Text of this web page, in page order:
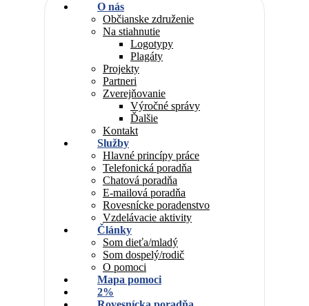
O nás
Občianske združenie
Na stiahnutie
Logotypy
Plagáty
Projekty
Partneri
Zverejňovanie
Výročné správy
Ďalšie
Kontakt
Služby
Hlavné princípy práce
Telefonická poradňa
Chatová poradňa
E-mailová poradňa
Rovesnícke poradenstvo
Vzdelávacie aktivity
Články
Som dieťa/mladý
Som dospelý/rodič
O pomoci
Mapa pomoci
2%